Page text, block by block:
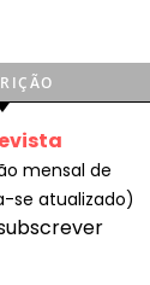
mensal de
se atualizado)